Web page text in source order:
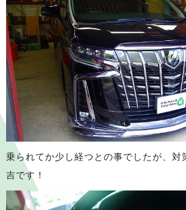
乗られてか少し経つとの事でしたが、対
吉です！